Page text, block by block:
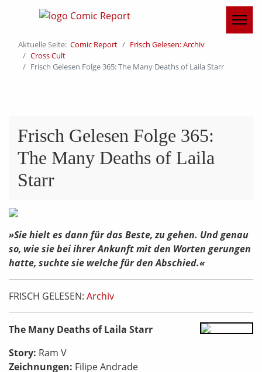
Aktuelle Seite: Comic Report
Frisch Gelesen: Archiv
Cross Cult
Frisch Gelesen Folge 365: The Many Deaths of Laila Starr
Frisch Gelesen Folge 365:
The Many Deaths of Laila
Starr
»Sie hielt es dann für das Beste, zu gehen. Und genau
so, wie sie bei ihrer Ankunft mit den Worten gerungen
hatte, suchte sie welche für den Abschied.«
FRISCH GELESEN: Archiv
The Many Deaths of Laila Starr
Story: Ram V
Zeichnungen: Filipe Andrade